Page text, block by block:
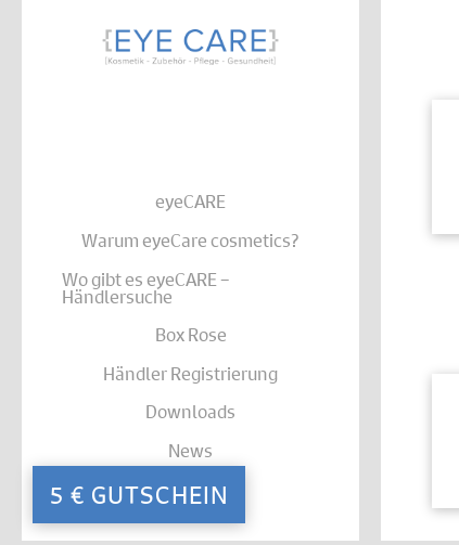
5 € GUTSCHEIN
eyeCARE
Warum eyeCare cosmetics?
Wo gibt es eyeCARE –
Händlersuche
Box Rose
Händler Registrierung
Downloads
News
Kontakt